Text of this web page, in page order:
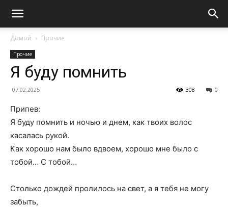
Домой Прочие
Прочие
Я буду помнить
07.02.2025 0
308
Припев:
Я буду помнить и ночью и днем, как твоих волос
касалась рукой.
Как хорошо нам было вдвоем, хорошо мне было с
тобой… С тобой…
Столько дождей пролилось на свет, а я тебя не могу
забыть,